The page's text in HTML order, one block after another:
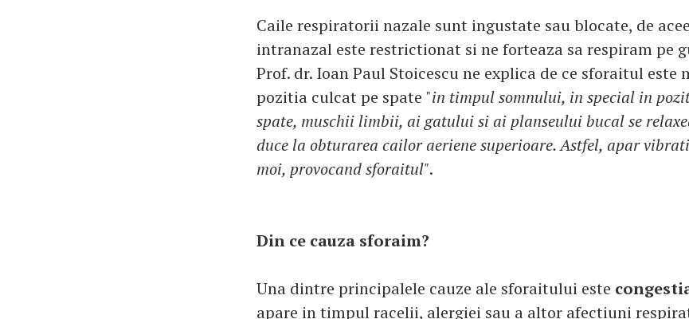
Caile respiratorii nazale sunt ingustate sau blocate, de
intranazal este restrictionat si ne forteaza sa respiram pe
Prof. dr. Ioan Paul Stoicescu ne explica de ce sforaitul este
pozitia culcat pe spate "in timpul somnului, in special in
spate, muschii limbii, ai gatului si ai planseului bucal se
duce la obturarea cailor aeriene superioare. Astfel, apar
moi, provocand sforaitul".
Din ce cauza sforaim?
Una dintre principalele cauze ale sforaitului este
apare in timpul racelii, alergiei sau a altor afectiuni